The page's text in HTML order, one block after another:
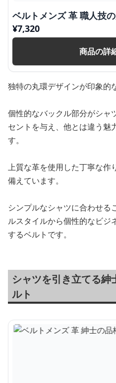
ベルトメンズ 革 職人技
¥7,320
商品の詳
独特の丸環デザインが印象的
個性的なバックル部分がシャ
セントを与え、他とは違う魅
す。
上質な革を使用した丁寧な作
備えています。
シンプルなシャツに合わせる
ルスタイルから個性的なビジ
するベルトです。
シャツを引き立てる
ルト